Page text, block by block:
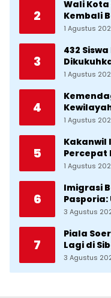
2
Wali
Kembali
1 Agustus
3
432
Cetak
1 Agustus
4
1 Agustus
5
Kakanwil
Percepat
Imigrasi
1 Agustus
6
Imigrasi
Pasporia:
3 Agustus
7
Piala
Lagi di
3 Agustus